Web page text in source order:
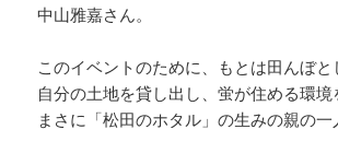
中山雅嘉さん。
このイベントのために、もとは田んぼと
自分の土地を貸し出し、蛍が住める環境
まさに「松田のホタル」の生みの親の一